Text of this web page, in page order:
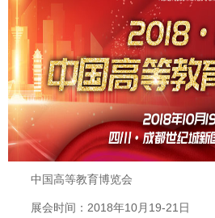
中国高等教育博览会
展会时间：2018年10月19-21日